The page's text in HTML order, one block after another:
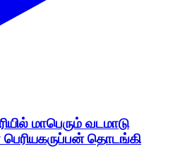
மாபெரும் வடமாடு
பெரியகருப்பன் தொடங்கி